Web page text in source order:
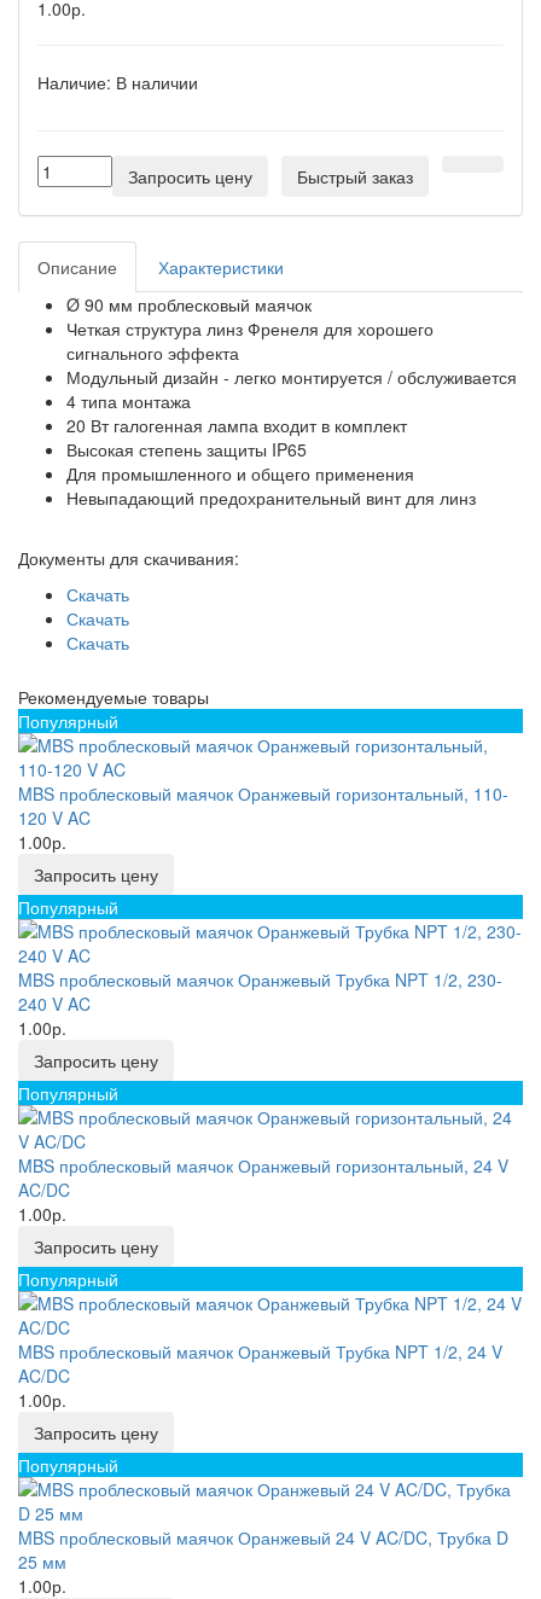
1.00р.
Наличие: В наличии
Запросить цену Быстрый заказ
Описание
Характеристики
Ø 90 мм проблесковый маячок
Четкая структура линз Френеля для хорошего
сигнального эффекта
Модульный дизайн - легко монтируется / обслуживается
4 типа монтажа
20 Вт галогенная лампа входит в комплект
Высокая степень защиты IP65
Для промышленного и общего применения
Невыпадающий предохранительный винт для линз
Документы для скачивания:
Скачать
Скачать
Скачать
Рекомендуемые товары
Популярный
MBS проблесковый маячок Оранжевый горизонтальный, 110-
120 V AC
1.00р.
Запросить цену
Популярный
MBS проблесковый маячок Оранжевый Трубка NPT 1/2, 230-
240 V AC
1.00р.
Запросить цену
Популярный
MBS проблесковый маячок Оранжевый горизонтальный, 24 V
AC/DC
1.00р.
Запросить цену
Популярный
MBS проблесковый маячок Оранжевый Трубка NPT 1/2, 24 V
AC/DC
1.00р.
Запросить цену
Популярный
MBS проблесковый маячок Оранжевый 24 V AC/DC, Трубка D
25 мм
1.00р.